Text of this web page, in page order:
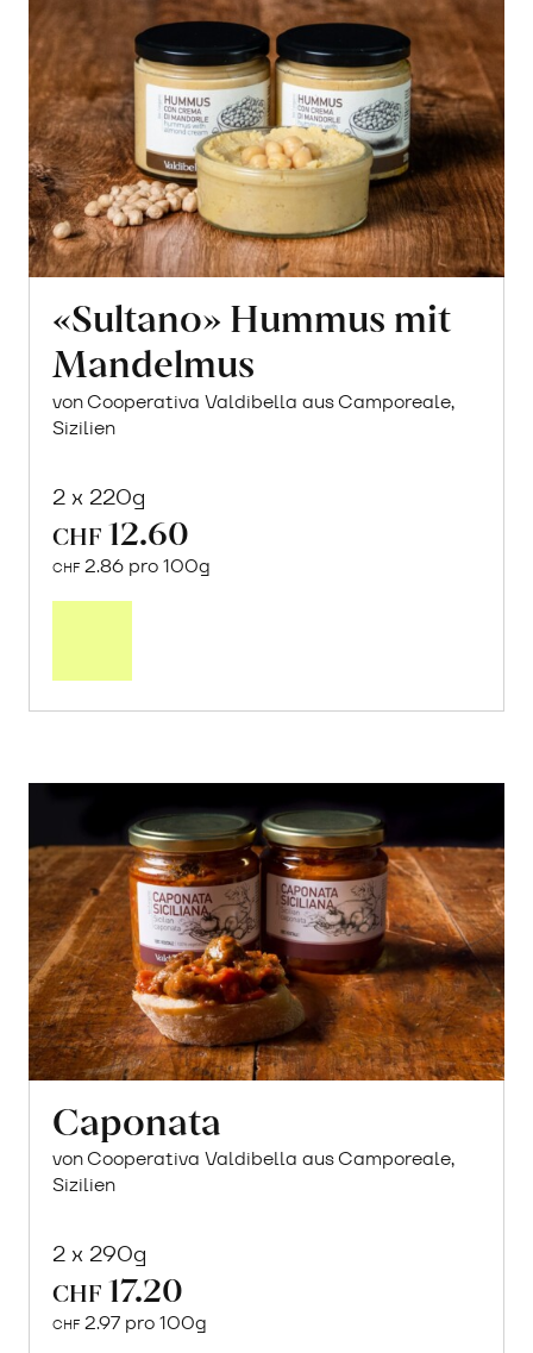
«Sultano» Hummus mit
Mandelmus
von Cooperativa Valdibella aus Camporeale,
Sizilien
2 x 220g
CHF 12.60
CHF 2.86 pro 100g
Caponata
von Cooperativa Valdibella aus Camporeale,
Sizilien
2 x 290g
CHF 17.20
CHF 2.97 pro 100g